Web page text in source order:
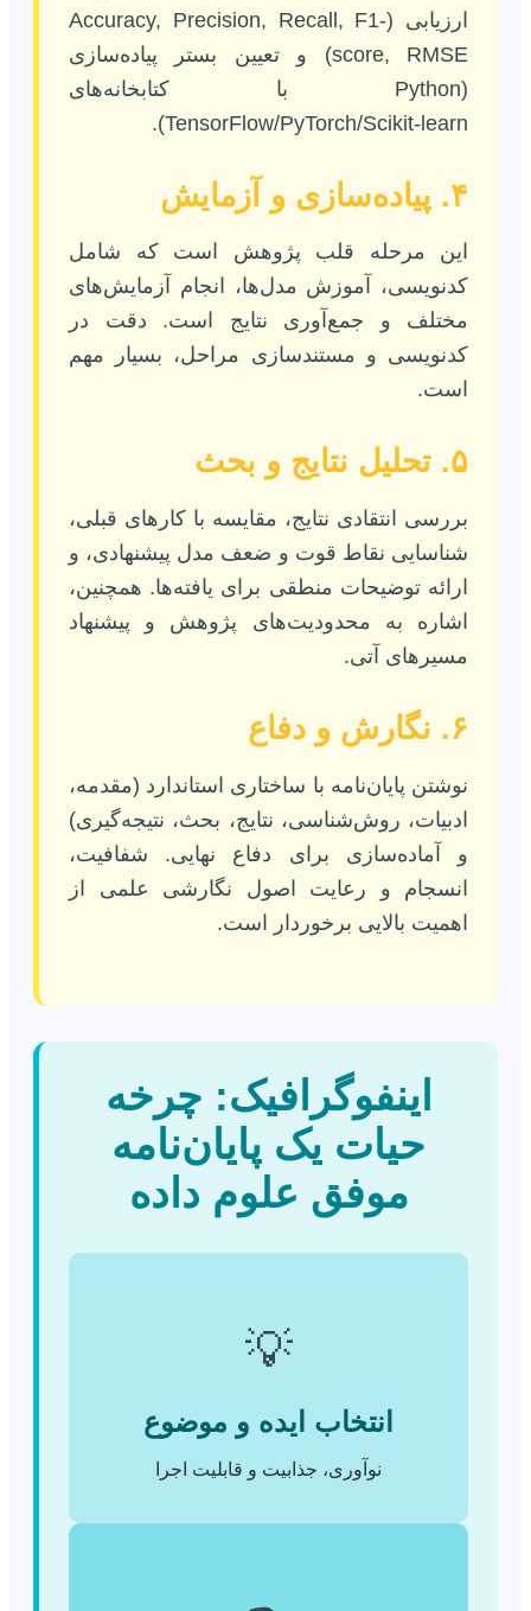
ارزیابی (Accuracy, Precision, Recall, F1-
score, RMSE) و تعیین بستر پیاده‌سازی
(Python با کتابخانه‌های
TensorFlow/PyTorch/Scikit-learn).
۴. پیاده‌سازی و آزمایش
این مرحله قلب پژوهش است که شامل
کدنویسی، آموزش مدل‌ها، انجام آزمایش‌های
مختلف و جمع‌آوری نتایج است. دقت در
کدنویسی و مستندسازی مراحل، بسیار مهم
است.
۵. تحلیل نتایج و بحث
بررسی انتقادی نتایج، مقایسه با کارهای قبلی،
شناسایی نقاط قوت و ضعف مدل پیشنهادی، و
ارائه توضیحات منطقی برای یافته‌ها. همچنین،
اشاره به محدودیت‌های پژوهش و پیشنهاد
مسیرهای آتی.
۶. نگارش و دفاع
نوشتن پایان‌نامه با ساختاری استاندارد (مقدمه،
ادبیات، روش‌شناسی، نتایج، بحث، نتیجه‌گیری)
و آماده‌سازی برای دفاع نهایی. شفافیت،
انسجام و رعایت اصول نگارشی علمی از
اهمیت بالایی برخوردار است.
اینفوگرافیک: چرخه
حیات یک پایان‌نامه
موفق علوم داده
💡
انتخاب ایده و موضوع
نوآوری، جذابیت و قابلیت اجرا